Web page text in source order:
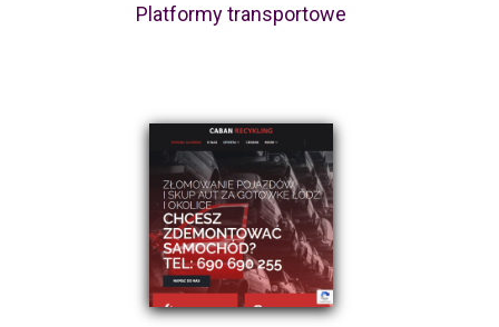
Platformy transportowe